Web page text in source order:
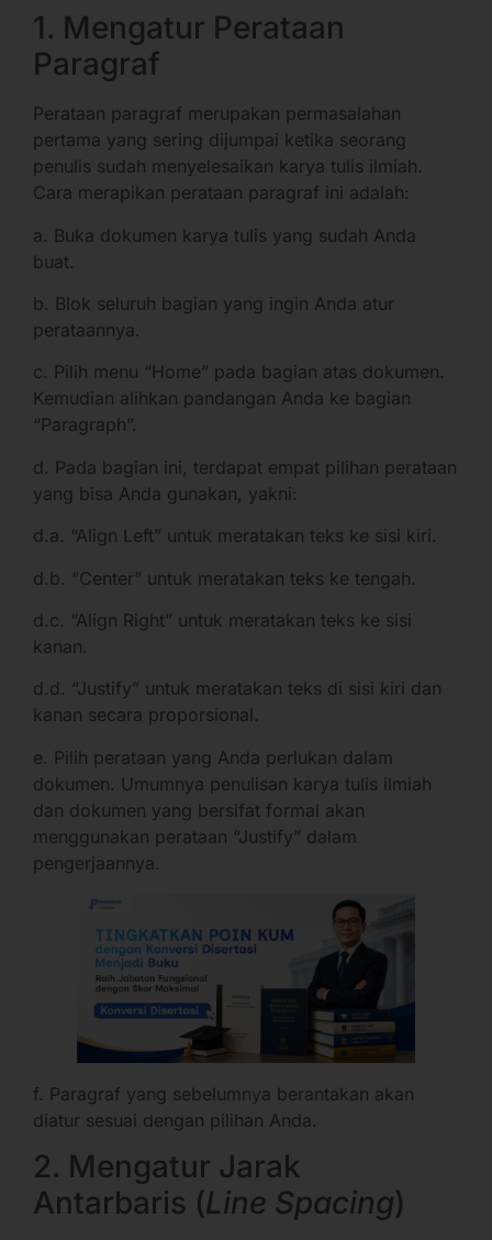
1. Mengatur Perataan
Paragraf
Perataan paragraf merupakan permasalahan
pertama yang sering dijumpai ketika seorang
penulis sudah menyelesaikan karya tulis ilmiah.
Cara merapikan perataan paragraf ini adalah:
a. Buka dokumen karya tulis yang sudah Anda
buat.
b. Blok seluruh bagian yang ingin Anda atur
perataannya.
c. Pilih menu “Home” pada bagian atas dokumen.
Kemudian alihkan pandangan Anda ke bagian
“Paragraph”.
d. Pada bagian ini, terdapat empat pilihan perataan
yang bisa Anda gunakan, yakni:
d.a. “Align Left” untuk meratakan teks ke sisi kiri.
d.b. “Center” untuk meratakan teks ke tengah.
d.c. “Align Right” untuk meratakan teks ke sisi
kanan.
d.d. “Justify” untuk meratakan teks di sisi kiri dan
kanan secara proporsional.
e. Pilih perataan yang Anda perlukan dalam
dokumen. Umumnya penulisan karya tulis ilmiah
dan dokumen yang bersifat formal akan
menggunakan perataan “Justify” dalam
pengerjaannya.
f. Paragraf yang sebelumnya berantakan akan
diatur sesuai dengan pilihan Anda.
2. Mengatur Jarak
Antarbaris (Line Spacing)